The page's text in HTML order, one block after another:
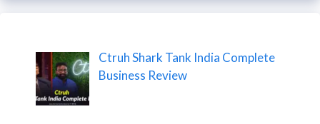
Ctruh Shark Tank India Complete
Business Review